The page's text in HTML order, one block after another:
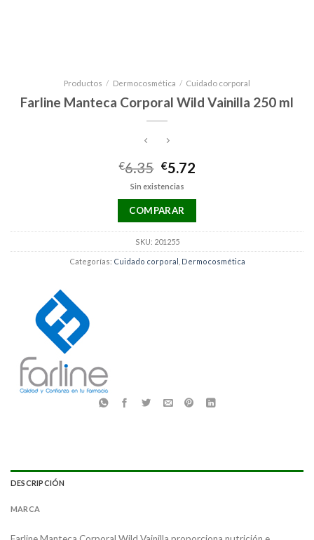
Productos / Dermocosmética / Cuidado corporal
Farline Manteca Corporal Wild Vainilla 250 ml
€6.35 El
precio
original
era:
€6.35.
€5.72El
actual
€5.72.
Sin existencias
COMPARAR
SKU: 201255
Categorías: Cuidado corporal Dermocosmética
DESCRIPCIÓN
MARCA